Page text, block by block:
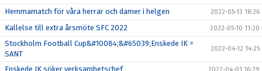
Hemmamatch för våra herrar och damer i helgen 2022-05-13 18:26
Kallelse till extra årsmöte SFC 2022 2022-05-10 11:20
Stockholm Football Cup&#10084;&#65039;Enskede IK =
SANT
2022-04-12 14:25
Enskede IK söker verksamhetschef 2022-04-01 16:29